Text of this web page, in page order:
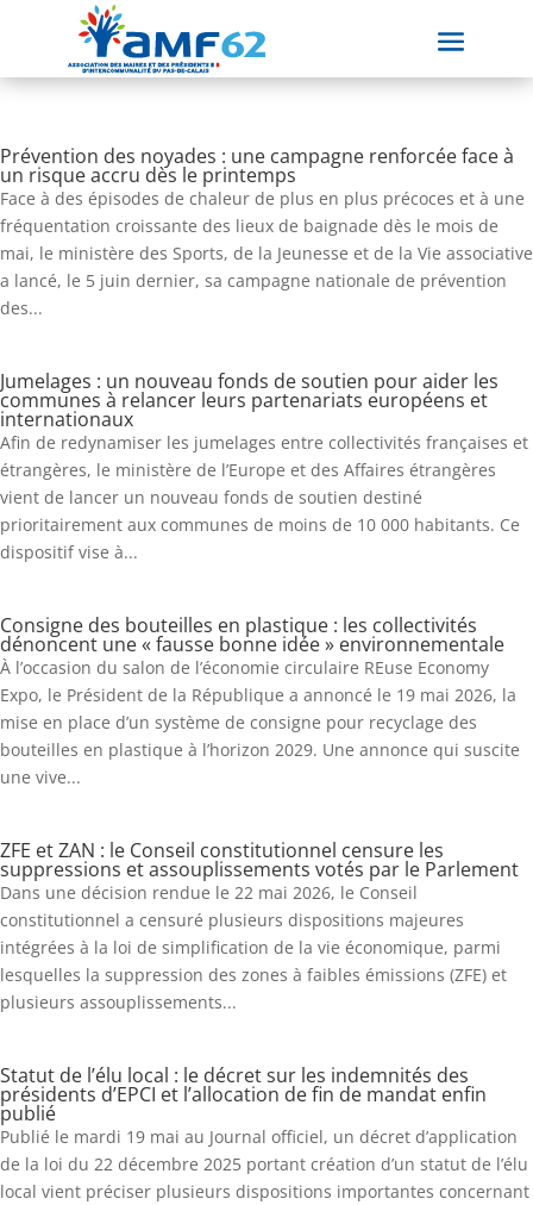
Prévention des noyades : une campagne renforcée face à
un risque accru dès le printemps
Face à des épisodes de chaleur de plus en plus précoces et à une
fréquentation croissante des lieux de baignade dès le mois de
mai, le ministère des Sports, de la Jeunesse et de la Vie associative
a lancé, le 5 juin dernier, sa campagne nationale de prévention
des...
Jumelages : un nouveau fonds de soutien pour aider les
communes à relancer leurs partenariats européens et
internationaux
Afin de redynamiser les jumelages entre collectivités françaises et
étrangères, le ministère de l’Europe et des Affaires étrangères
vient de lancer un nouveau fonds de soutien destiné
prioritairement aux communes de moins de 10 000 habitants. Ce
dispositif vise à...
Consigne des bouteilles en plastique : les collectivités
dénoncent une « fausse bonne idée » environnementale
À l’occasion du salon de l’économie circulaire REuse Economy
Expo, le Président de la République a annoncé le 19 mai 2026, la
mise en place d’un système de consigne pour recyclage des
bouteilles en plastique à l’horizon 2029. Une annonce qui suscite
une vive...
ZFE et ZAN : le Conseil constitutionnel censure les
suppressions et assouplissements votés par le Parlement
Dans une décision rendue le 22 mai 2026, le Conseil
constitutionnel a censuré plusieurs dispositions majeures
intégrées à la loi de simplification de la vie économique, parmi
lesquelles la suppression des zones à faibles émissions (ZFE) et
plusieurs assouplissements...
Statut de l’élu local : le décret sur les indemnités des
présidents d’EPCI et l’allocation de fin de mandat enfin
publié
Publié le mardi 19 mai au Journal officiel, un décret d’application
de la loi du 22 décembre 2025 portant création d’un statut de l’élu
local vient préciser plusieurs dispositions importantes concernant